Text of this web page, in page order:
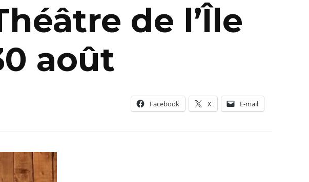
de l’Île
août
Facebook X E-mail